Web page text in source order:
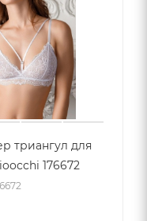
триангул для
176672